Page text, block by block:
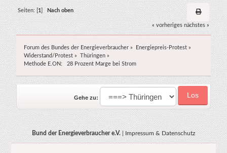
Seiten: [ 1 Nach oben
« vorheriges nächstes »
Forum des Bundes der Energieverbraucher » Energiepreis-Protest»
Widerstand/Protest » Thüringen»
Methode E.ON:   28 Prozent Marge bei Strom
Gehe zu:
Bund der Energieverbraucher e.V. Impressum & Datenschutz